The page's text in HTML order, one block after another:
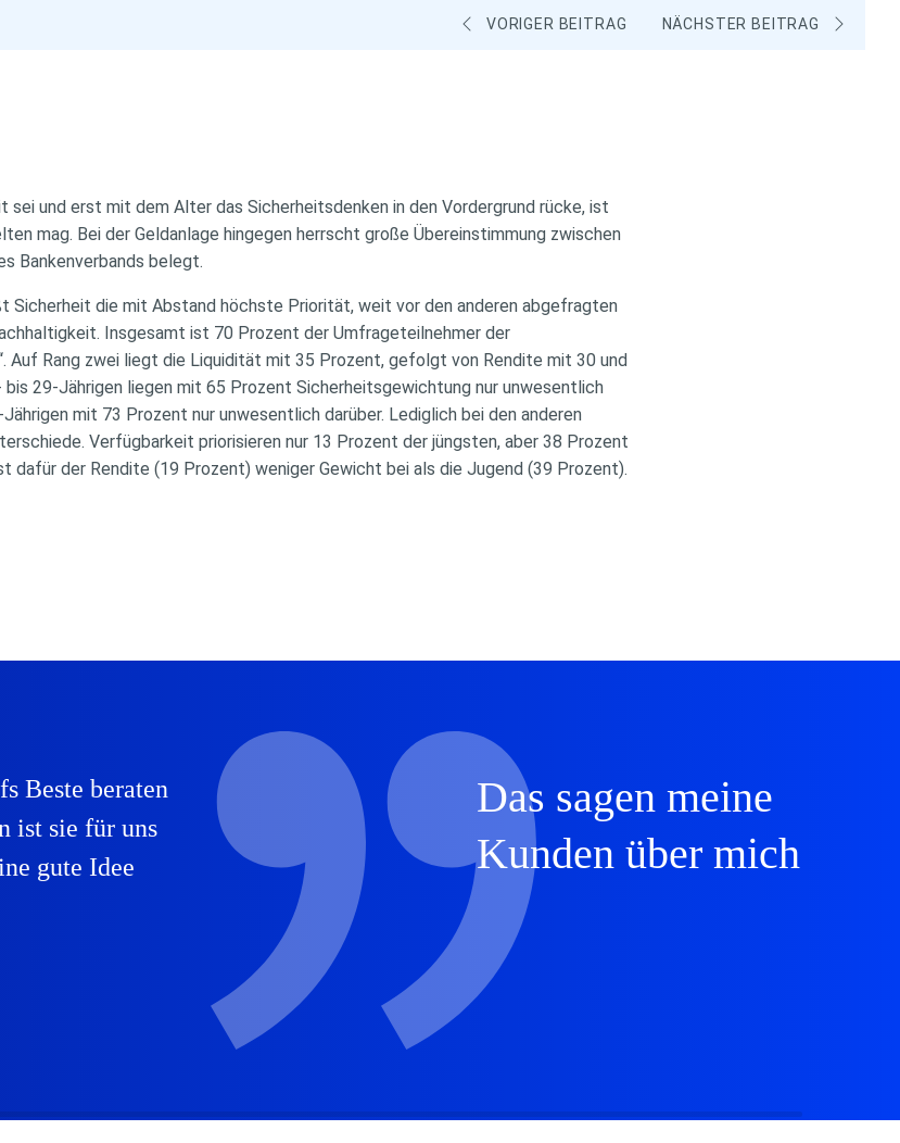
VORIGER BEITRAG NÄCHSTER BEITRAG
sei und erst mit dem Alter das Sicherheitsdenken in den Vordergrund rücke, ist
mag. Bei der Geldanlage hingegen herrscht große Übereinstimmung zwischen
Bankenverbands belegt.
Sicherheit die mit Abstand höchste Priorität, weit vor den anderen abgefragten
Insgesamt ist 70 Prozent der Umfrageteilnehmer der
Auf Rang zwei liegt die Liquidität mit 35 Prozent, gefolgt von Rendite mit 30 und
29-Jährigen liegen mit 65 Prozent Sicherheitsgewichtung nur unwesentlich
mit 73 Prozent nur unwesentlich darüber. Lediglich bei den anderen
Verfügbarkeit priorisieren nur 13 Prozent der jüngsten, aber 38 Prozent
der Rendite (19 Prozent) weniger Gewicht bei als die Jugend (39 Prozent).
Das sagen meine
Kunden über mich
Beste beraten
ist sie für uns
gute Idee